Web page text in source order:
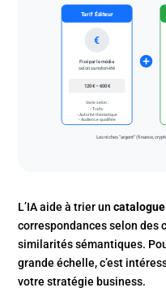
Tarif Éditeur
€
Fixé par le média
selon sa notoriété
120 € – 600 €
Varie selon :
• Trafic
• Autorité thématique
• Audience qualifiée
Les niches “argent” (finance,
L’IA aide à trier un
correspondances selon des
similarités sémantiques.
grande échelle, c’est
votre stratégie business.